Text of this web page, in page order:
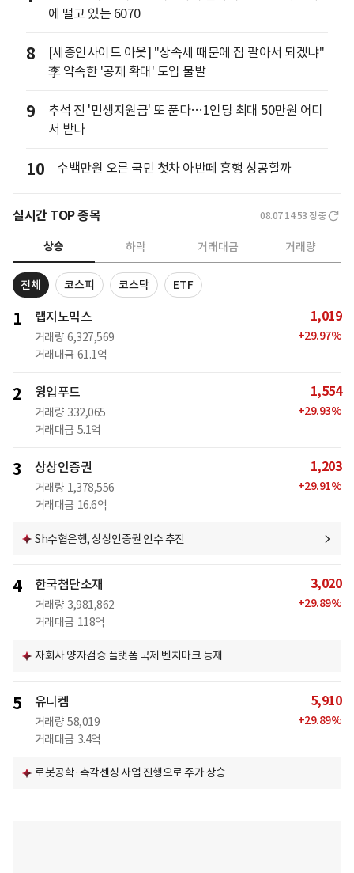
에 떨고 있는 6070
8
[세종인사이드 아웃] "상속세 때문에 집 팔아서 되겠냐"
李 약속한 '공제 확대' 도입 불발
9
추석 전 '민생지원금' 또 푼다…1인당 최대 50만원 어디
서 받나
10 수백만원 오른 국민 첫차 아반떼 흥행 성공할까
실시간 TOP 종목 08.07 14:53 장중
상승 하락 거래대금 거래량
전체 코스피 코스닥 ETF
1 랩지노믹스
거래량 6,327,569
거래대금 61.1억
1,019
+29.97%
2 윙입푸드
거래량 332,065
거래대금 5.1억
1,554
+29.93%
3 상상인증권
거래량 1,378,556
거래대금 16.6억
1,203
+29.91%
Sh수협은행, 상상인증권 인수 추진
4 한국첨단소재
거래량 3,981,862
거래대금 118억
3,020
+29.89%
자회사 양자검증 플랫폼 국제 벤치마크 등재
5 유니켐
거래량 58,019
거래대금 3.4억
5,910
+29.89%
로봇공학·촉각센싱 사업 진행으로 주가 상승